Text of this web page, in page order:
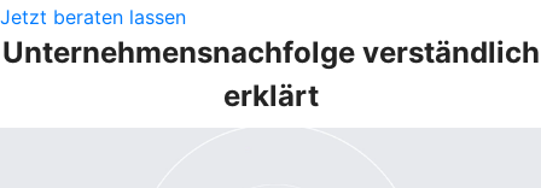
Jetzt beraten lassen
Unternehmensnachfolge verständlich
erklärt